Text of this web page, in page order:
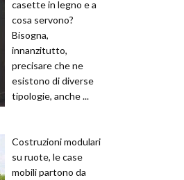
casette in legno e a
cosa servono?
Bisogna,
innanzitutto,
precisare che ne
esistono di diverse
tipologie, anche ...
Costruzioni modulari
su ruote, le case
mobili partono da